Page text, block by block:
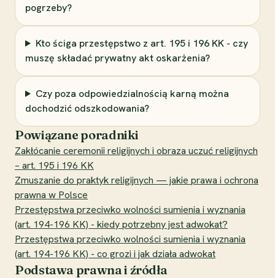
pogrzeby?
Kto ściga przestępstwo z art. 195 i 196 KK - czy
muszę składać prywatny akt oskarżenia?
Czy poza odpowiedzialnością karną można
dochodzić odszkodowania?
Powiązane poradniki
Zakłócanie ceremonii religijnych i obraza uczuć religijnych
– art. 195 i 196 KK
Zmuszanie do praktyk religijnych — jakie prawa i ochrona
prawna w Polsce
Przestępstwa przeciwko wolności sumienia i wyznania
(art. 194-196 KK) - kiedy potrzebny jest adwokat?
Przestępstwa przeciwko wolności sumienia i wyznania
(art. 194-196 KK) - co grozi i jak działa adwokat
Podstawa prawna i źródła